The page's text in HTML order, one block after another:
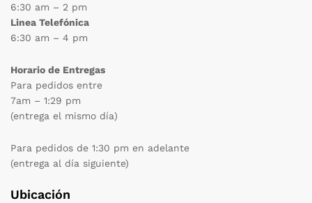
6:30 am – 2 pm
Linea Telefónica
6:30 am – 4 pm
Horario de Entregas
Para pedidos entre
7am – 1:29 pm
(entrega el mismo día)
Para pedidos de 1:30 pm en adelante
(entrega al día siguiente)
Ubicación